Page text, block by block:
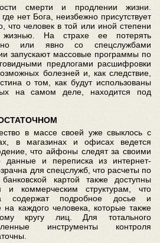
смерти и продлении жизни.
нет Бога, неизбежно присутствует
что человек в той или иной степени
жизнью. На страхе ее потерять
или явно со спецслужбами
запускают массовые программы по
предлогами расшифровки
болезней и, как следствие,
о том, как будут использованы
на самом деле, находится под
в массе своей уже свыклось с
в магазинах и офисах ведется
что айфоны следят за своими
данные и переписка из интернет-
для спецслужб, что расчеты по
картой также доступны
и коммерческим структурам, что
содержат подробное досье и
каждого человека, которые также
кругу лиц. Для тотального
инструменты контроля